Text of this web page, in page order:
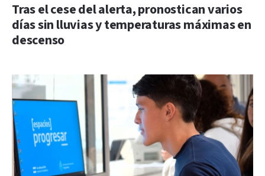
Tras el cese del alerta, pronostican varios
días sin lluvias y temperaturas máximas en
descenso